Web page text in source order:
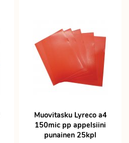
Muovitasku Lyreco a4
150mic pp appelsiini
punainen 25kpl